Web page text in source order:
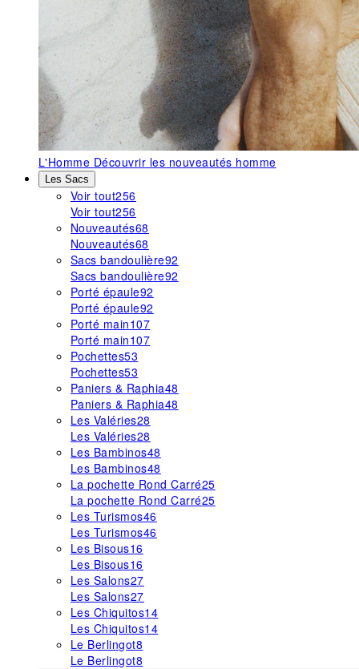
L'Homme Découvrir les nouveautés homme
Les Sacs
Voir tout256
Voir tout256
Nouveautés68
Nouveautés68
Sacs bandoulière92
Sacs bandoulière92
Porté épaule92
Porté épaule92
Porté main107
Porté main107
Pochettes53
Pochettes53
Paniers & Raphia48
Paniers & Raphia48
Les Valéries28
Les Valéries28
Les Bambinos48
Les Bambinos48
La pochette Rond Carré25
La pochette Rond Carré25
Les Turismos46
Les Turismos46
Les Bisous16
Les Bisous16
Les Salons27
Les Salons27
Les Chiquitos14
Les Chiquitos14
Le Berlingot8
Le Berlingot8